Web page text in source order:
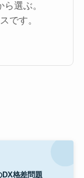
選ぶ。
です。